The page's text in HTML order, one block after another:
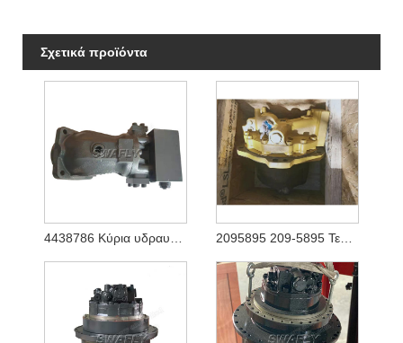
Σχετικά προϊόντα
4438786 Κύρια υδραυλική αντλία για Hitachi Ex1200-5 (YA00003081) 2095895 209-5895 Τελική μετάδοση κίνησης υδραυλικού κινητήρα ταξιδιού για εκσκαφέα Caterpilalr E365C E385C E385B E390D E390F